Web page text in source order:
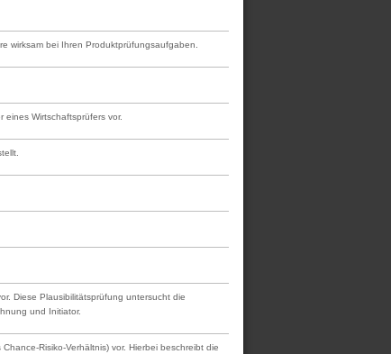
wirksam bei Ihren Produktprüfungsaufgaben.
Wirtschaftsprüfers vor.
Diese Plausibilitätsprüfung untersucht die
und Initiator.
Risiko-Verhältnis) vor. Hierbei beschreibt die